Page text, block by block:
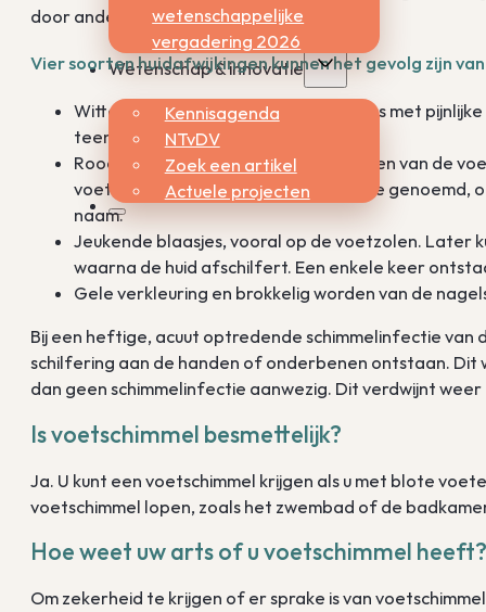
wetenschappelijke
vergadering 2026
Wetenschap & innovatie
Kennisagenda
NTvDV
Zoek een artikel
Actuele projecten
door andere huidaandoeningen.
Vier soorten huidafwijkingen kunnen het gevolg zijn
Witte schilfering tussen de tenen, soms met
teen is vaak aangetast.
Roodheid en schilfering van grote delen van de
voetschimmel wordt het mocassin type
naam.
Jeukende blaasjes, vooral op de voetzolen. Later
waarna de huid afschilfert. Een enkele keer
Gele verkleuring en brokkelig worden van de
Bij een heftige, acuut optredende schimmelinfectie van
schilfering aan de handen of onderbenen ontstaan. Dit
dan geen schimmelinfectie aanwezig. Dit verdwijnt
Is voetschimmel besmettelijk?
Ja. U kunt een voetschimmel krijgen als u met blote
voetschimmel lopen, zoals het zwembad of de
Hoe weet uw arts of u voetschimmel
Om zekerheid te krijgen of er sprake is van